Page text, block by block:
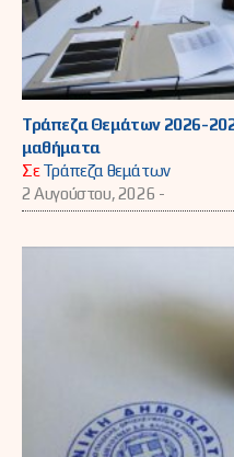
Τράπεζα Θεμάτων 2026-
μαθήματα
ΣεΤράπεζα θεμάτων
2 Αυγούστου, 2026 -